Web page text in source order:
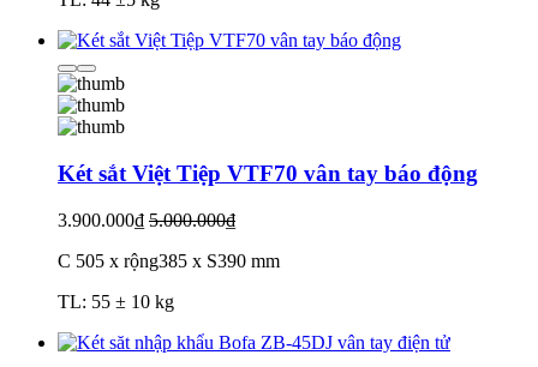
Két sắt Việt Tiệp VTF70 vân tay báo động
3.900.000₫ 5.000.000₫
C 505 x rộng385 x S390 mm
TL: 55 ± 10 kg